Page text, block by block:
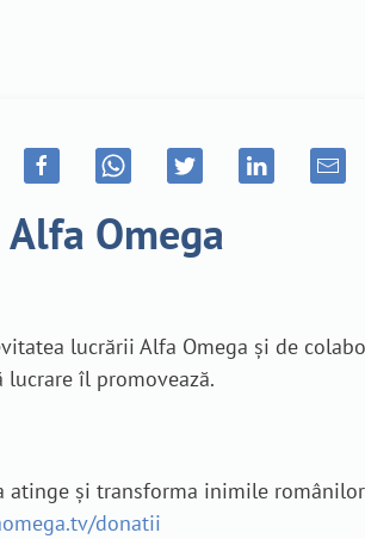
Omega
lucrării Alfa Omega și de
îl promovează.
și transforma inimile
donatii